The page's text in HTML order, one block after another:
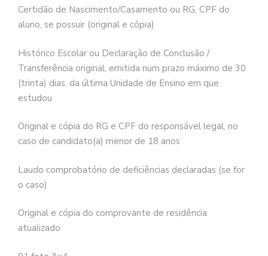
Certidão de Nascimento/Casamento ou RG, CPF do
aluno, se possuir (original e cópia)
Histórico Escolar ou Declaração de Conclusão /
Transferência original, emitida num prazo máximo de 30
(trinta) dias, da última Unidade de Ensino em que
estudou
Original e cópia do RG e CPF do responsável legal, no
caso de candidato(a) menor de 18 anos
Laudo comprobatório de deficiências declaradas (se for
o caso)
Original e cópia do comprovante de residência
atualizado